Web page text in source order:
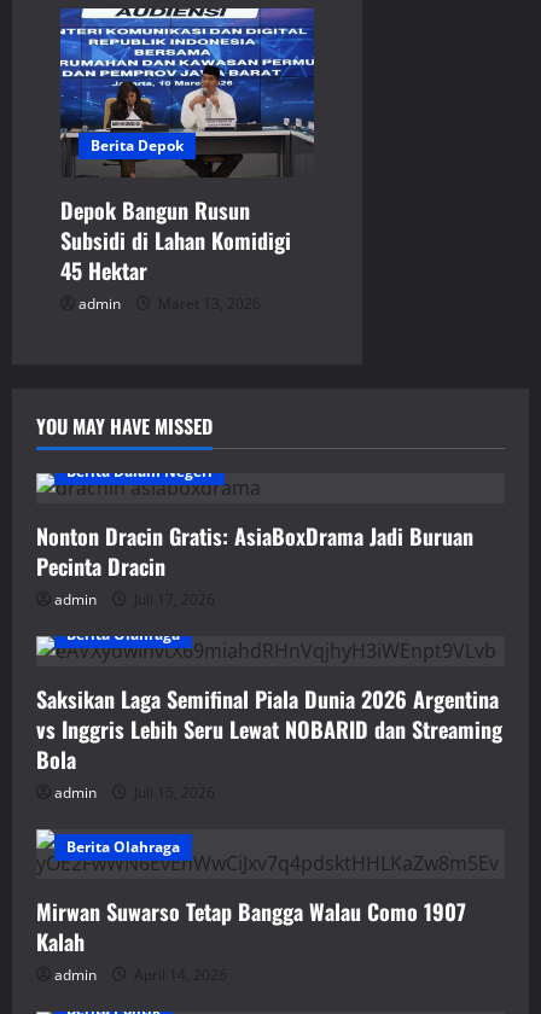
Berita Depok
Depok Bangun Rusun
Subsidi di Lahan Komidigi
45 Hektar
admin Maret 13, 2026
YOU MAY HAVE MISSED
Berita Dalam Negeri
Nonton Dracin Gratis: AsiaBoxDrama Jadi Buruan
Pecinta Dracin
admin
Juli 17, 2026
Berita Olahraga
Saksikan Laga Semifinal Piala Dunia 2026 Argentina
vs Inggris Lebih Seru Lewat NOBARID dan Streaming
Bola
admin Juli 15, 2026
Berita Olahraga
Mirwan Suwarso Tetap Bangga Walau Como 1907
Kalah
admin
April 14, 2026
Berita Politik